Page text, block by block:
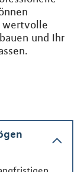
wertvolle
und Ihr